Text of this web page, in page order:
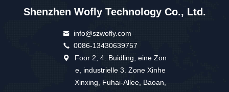
Shenzhen Wofly Technology Co., Ltd.
info@szwofly.com
0086-13430639757
Foor 2, 4. Buidling, eine Zon
e, industrielle 3. Zone Xinhe
Xinxing, Fuhai-Allee, Baoan,